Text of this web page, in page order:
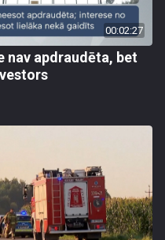
00:02:27
nav apdraudēta, bet